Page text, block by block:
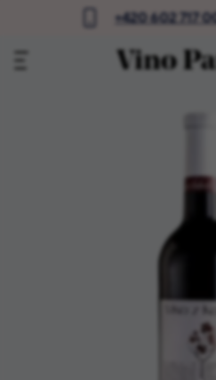
+420 602 717